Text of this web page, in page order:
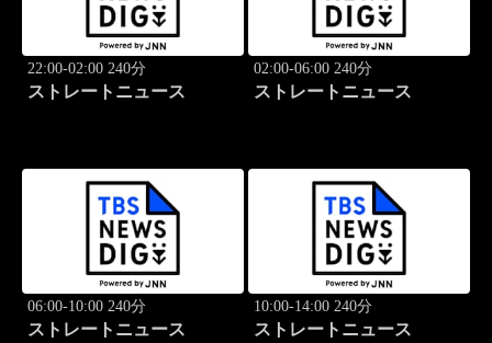
22:00-02:00 240分
ストレートニュース
02:00-06:00 240分
ストレートニュース
06:00-10:00 240分
ストレートニュース
10:00-14:00 240分
ストレートニュース